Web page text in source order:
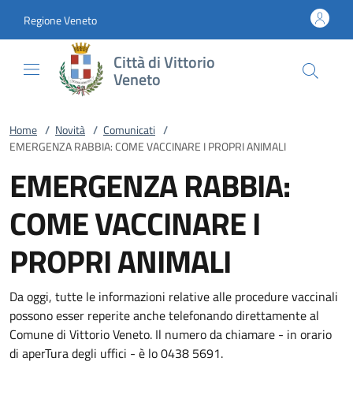
Regione Veneto
Città di Vittorio
Veneto
Home / Novità / Comunicati /
EMERGENZA RABBIA: COME VACCINARE I PROPRI ANIMALI
EMERGENZA RABBIA:
COME VACCINARE I
PROPRI ANIMALI
Da oggi, tutte le informazioni relative alle procedure vaccinali
possono esser reperite anche telefonando direttamente al
Comune di Vittorio Veneto. Il numero da chiamare - in orario
di aperTura degli uffici - è lo 0438 5691.